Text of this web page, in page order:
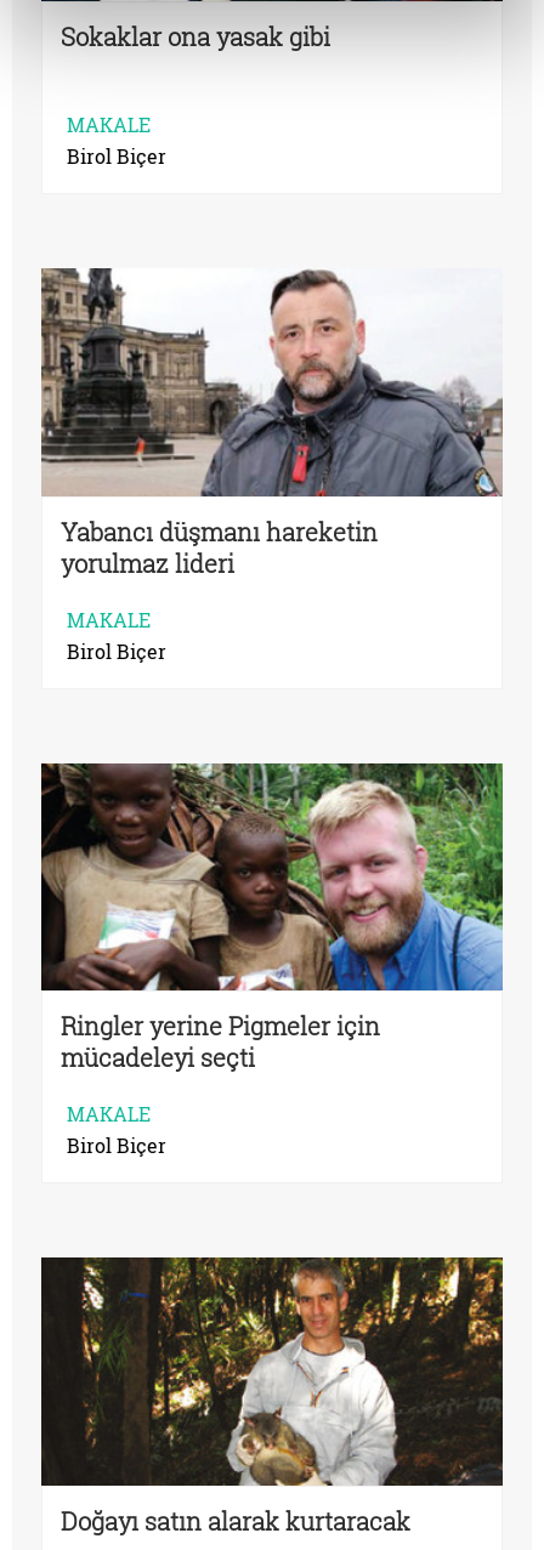
Sokaklar ona yasak gibi
MAKALE
Birol Biçer
Yabancı düşmanı hareketin
yorulmaz lideri
MAKALE
Birol Biçer
Ringler yerine Pigmeler için
mücadeleyi seçti
MAKALE
Birol Biçer
Doğayı satın alarak kurtaracak